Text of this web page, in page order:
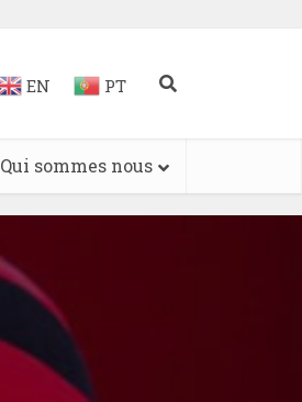
EN PT
Qui sommes nous